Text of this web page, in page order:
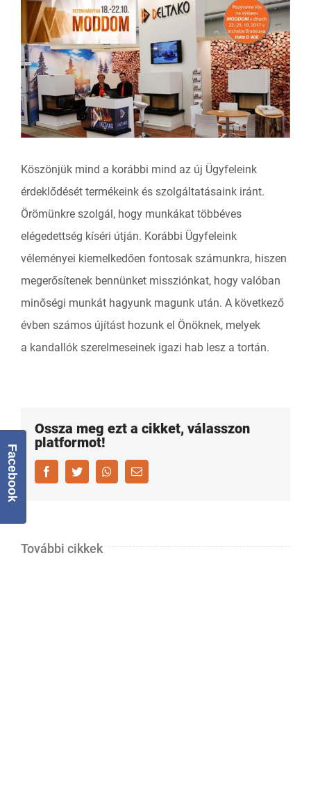
View
Larger
Image
Köszönjük mind a korábbi mind az új Ügyfeleink
érdeklődését termékeink és szolgáltatásaink iránt.
Örömünkre szolgál, hogy munkákat többéves
elégedettség kíséri útján. Korábbi Ügyfeleink
véleményei kiemelkedően fontosak számunkra, hiszen
megerősítenek bennünket missziónkat, hogy valóban
minőségi munkát hagyunk magunk után. A következő
évben számos újítást hozunk el Önöknek, melyek
a kandallók szerelmeseinek igazi hab lesz a tortán.
Ossza meg ezt a cikket, válasszon
platformot!
FacebookTwitter WhatsappEmail
További cikkek
Facebook